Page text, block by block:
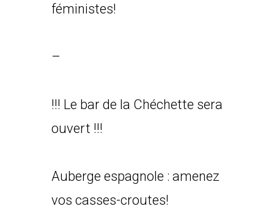
féministes!
–
!!! Le bar de la Chéchette sera
ouvert !!!
Auberge espagnole : amenez
vos casses-croutes!